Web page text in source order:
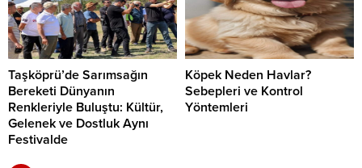
Taşköprü’de Sarımsağın
Bereketi Dünyanın
Renkleriyle Buluştu: Kültür,
Gelenek ve Dostluk Aynı
Festivalde
Köpek Neden Havlar?
Sebepleri ve Kontrol
Yöntemleri